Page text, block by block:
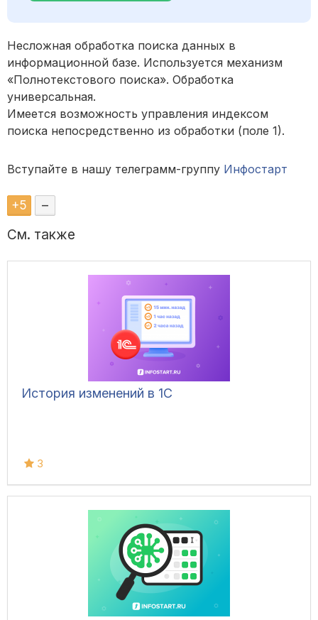
Несложная обработка поиска данных в
информационной базе. Используется механизм
«Полнотекстового поиска». Обработка
универсальная.
Имеется возможность управления индексом
поиска непосредственно из обработки (поле 1).
Вступайте в нашу телеграмм-группу Инфостарт
+5 –
См. также
История изменений в 1С
3